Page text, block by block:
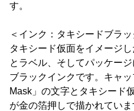
す。
＜インク：タキシードブラ
タキシード仮面をイメージ
とラベル、そしてパッケー
ブラックインクです。キャ
Mask」の文字とタキシード
が金の箔押しで描かれていま